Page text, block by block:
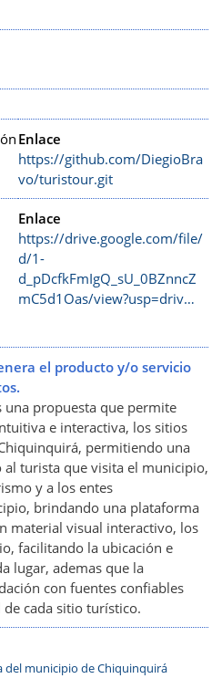
Enlace
https://github.com/DiegioBra
vo/turistour.git
Enlace
https://drive.google.com/file/
d/1-
d_pDcfkFmIgQ_sU_0BZnncZ
mC5d1Oas/view?usp=driv…
el producto y/o servicio
una propuesta que permite
e interactiva, los sitios
permitiendo una
turista que visita el municipio,
y a los entes
brindando una plataforma
material visual interactivo, los
facilitando la ubicación e
lugar, ademas que la
con fuentes confiables
cada sitio turístico.
municipio de Chiquinquirá